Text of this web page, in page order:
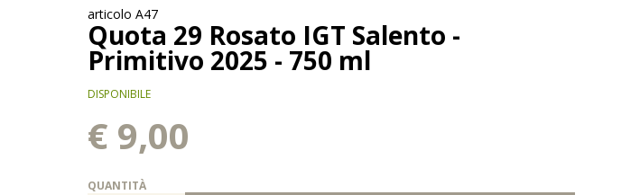
articolo A47
Quota 29 Rosato IGT Salento -
Primitivo 2025 - 750 ml
DISPONIBILE
€ 9,00
QUANTITÀ